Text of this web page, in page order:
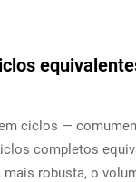
ciclos —
completos
robusta, o